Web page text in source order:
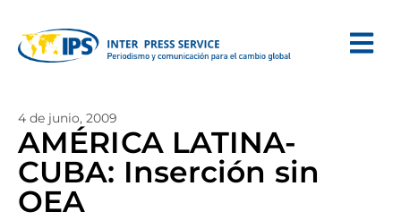
4 de junio, 2009
AMÉRICA LATINA-
CUBA: Inserción sin
OEA